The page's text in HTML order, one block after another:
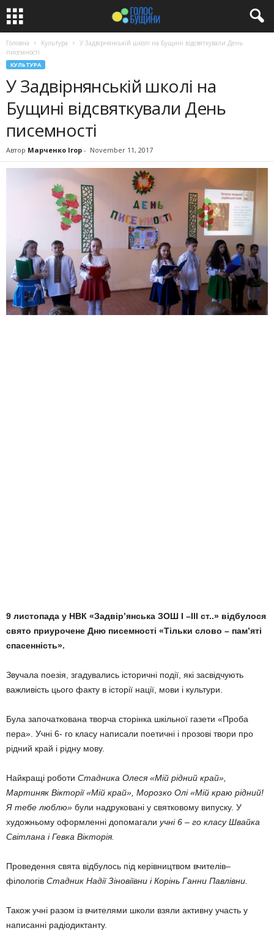
Головна Культура
У Задвірнянській школі на Бущині відсвяткували День
писемності
КУЛЬТУРА
У Задвірнянській школі на
Бущині відсвяткували День
писемності
Автор Марченко Ігор - November 11, 2017
9 листопада у НВК «Задвір’янська ЗОШ І –ІІІ ст..» відбулося
свято приурочене Дню писемності «Тільки слово – пам’яті
спасенність».
Звучала поезія, згадувались історичні події, які засвідчують
важливість цього факту в історії нації, мови і культури.
Була започаткована творча сторінка шкільної газети «Проба
пера». Учні 6- го класу написали поетичні і прозові твори про
рідний край і рідну мову.
Найкращі роботи Стадника Олеся «Мій рідний край»,
Мартиняк Вікторії «Мій край», Морозко Олі «Мій краю рідний!
Я тебе люблю» були надруковані у святковому випуску. У
художньому оформленні допомагали учні 6 – го класу Швайка
Світлана і Гевка Вікторія.
Проведення свята відбулось під керівництвом вчителів–
філологів Стадник Надії Зіновіївни і Корінь Ганни Павлівни.
Також учні разом із вчителями школи взяли активну участь у
написанні радіодиктанту.